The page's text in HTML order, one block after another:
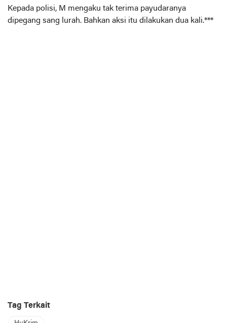
Kepada polisi, M mengaku tak terima payudaranya
dipegang sang lurah. Bahkan aksi itu dilakukan dua kali.***
Tag Terkait